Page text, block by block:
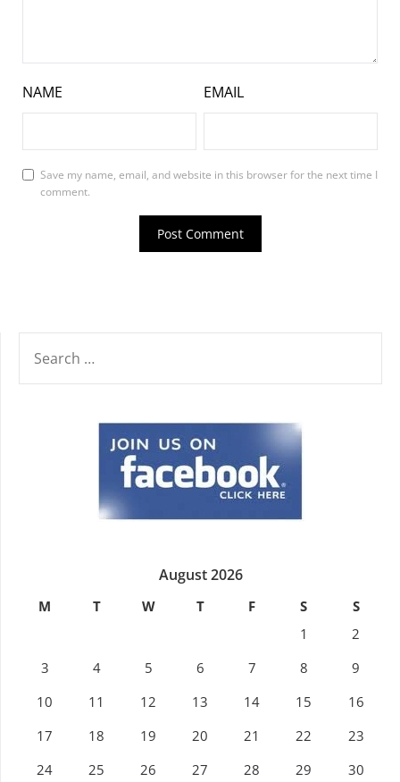
NAME EMAIL
Save my name, email, and website in this browser for the next time I
comment.
FOR:
August 2026
M T W T F S
S
1
2
3
4 5 6 7 8
9
10
11 12 13 14 15
16
17
18 19 20 21 22
23
24
25 26 27 28 29
30